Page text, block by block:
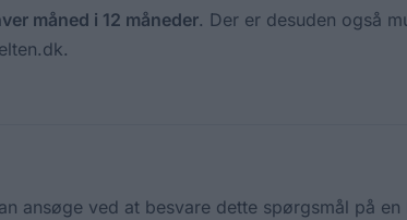
måned i 12 måneder. Der er desuden også
ansøge ved at besvare dette spørgsmål på en